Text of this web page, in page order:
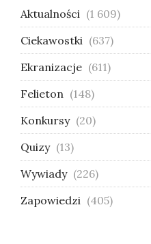
Aktualności (1 609)
Ciekawostki (637)
Ekranizacje (611)
Felieton (148)
Konkursy (20)
Quizy (13)
Wywiady (226)
Zapowiedzi (405)